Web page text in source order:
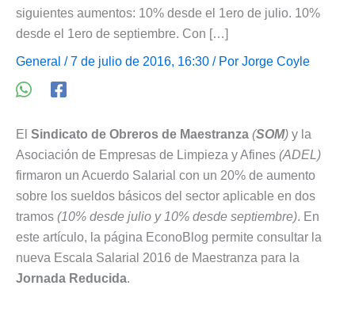
siguientes aumentos: 10% desde el 1ero de julio. 10%
desde el 1ero de septiembre. Con […]
General / 7 de julio de 2016, 16:30 / Por Jorge Coyle
El Sindicato de Obreros de Maestranza (SOM) y la
Asociación de Empresas de Limpieza y Afines (ADEL)
firmaron un Acuerdo Salarial con un 20% de aumento
sobre los sueldos básicos del sector aplicable en dos
tramos (10% desde julio y 10% desde septiembre). En
este artículo, la página EconoBlog permite consultar la
nueva Escala Salarial 2016 de Maestranza para la
Jornada Reducida.